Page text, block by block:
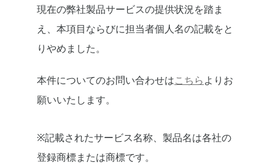
現在の弊社製品サービスの提供状況を踏ま
え、本項目ならびに担当者個人名の記載をと
りやめました。
本件についてのお問い合わせはこちらよりお
願いいたします。
※記載されたサービス名称、製品名は各社の
登録商標または商標です。